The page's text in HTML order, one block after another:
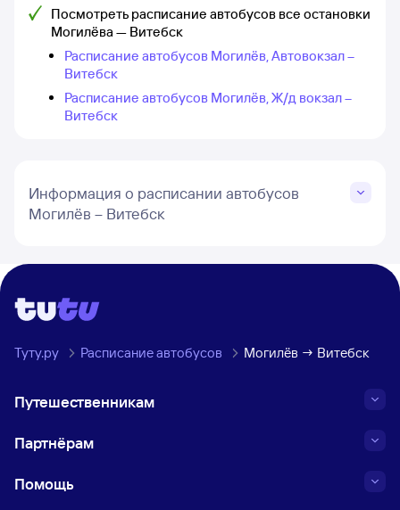
Посмотреть расписание автобусов все остановки
Могилёва — Витебск
Расписание автобусов Могилёв, Автовокзал –
Витебск
Расписание автобусов Могилёв, Ж/д вокзал –
Витебск
Информация о расписании автобусов
Могилёв – Витебск
Туту.ру Расписание автобусов Могилёв → Витебск
Путешественникам
Партнёрам
Помощь